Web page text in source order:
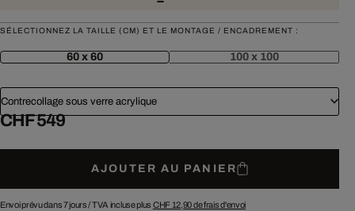
SÉLECTIONNEZ LA TAILLE (CM) ET LE MONTAGE / ENCADREMENT :
60 x 60 100 x 100
Contrecollage sous verre acrylique
CHF 549
AJOUTER AU PANIER
Envoi prévu dans 7 jours /TVA incluse plus CHF 12,90de frais d'envoi